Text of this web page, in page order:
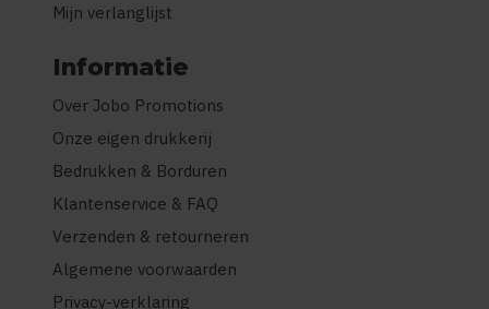
Mijn verlanglijst
Informatie
Over Jobo Promotions
Onze eigen drukkerij
Bedrukken & Borduren
Klantenservice & FAQ
Verzenden & retourneren
Algemene voorwaarden
Privacy-verklaring